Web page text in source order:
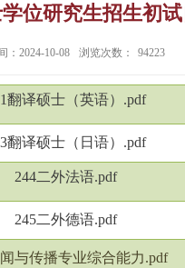
位研究生招生初
：2024-10-08 浏览次数： 94223
翻译硕士（英语）.pdf
翻译硕士（日语）.pdf
244二外法语.pdf
245二外德语.pdf
与传播专业综合能力.pdf